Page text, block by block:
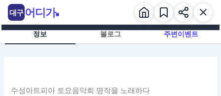
츠
정보 블로그 주변이벤트
수성아트피아 토요음악회 명작을 노래하다
대구 어디가